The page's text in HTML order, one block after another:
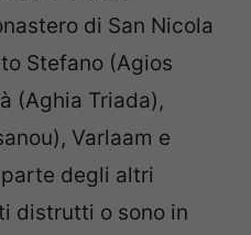
di San Nicola
Stefano (Agios
(Aghia Triada),
Varlaam e
degli altri
distrutti o sono in